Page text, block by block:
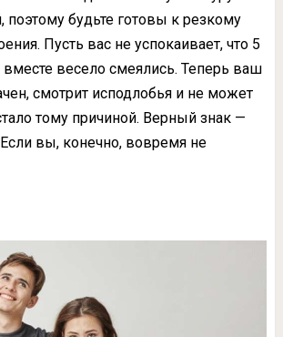
поэтому будьте готовы к резкому
Пусть вас не успокаивает, что 5
весело смеялись. Теперь ваш
смотрит исподлобья и не может
тому причиной. Верный знак —
вы, конечно, вовремя не